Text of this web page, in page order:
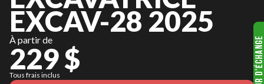
EXCAV-28 2025
À partir de
229 $
Tous frais inclus